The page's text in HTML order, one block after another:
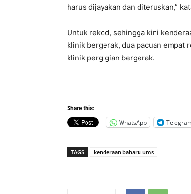
harus dijayakan dan diteruskan,”
Untuk rekod, sehingga kini
klinik bergerak, dua pacuan empat
klinik pergigian bergerak.
Share this:
WhatsApp
TAGS kenderaan baharu ums